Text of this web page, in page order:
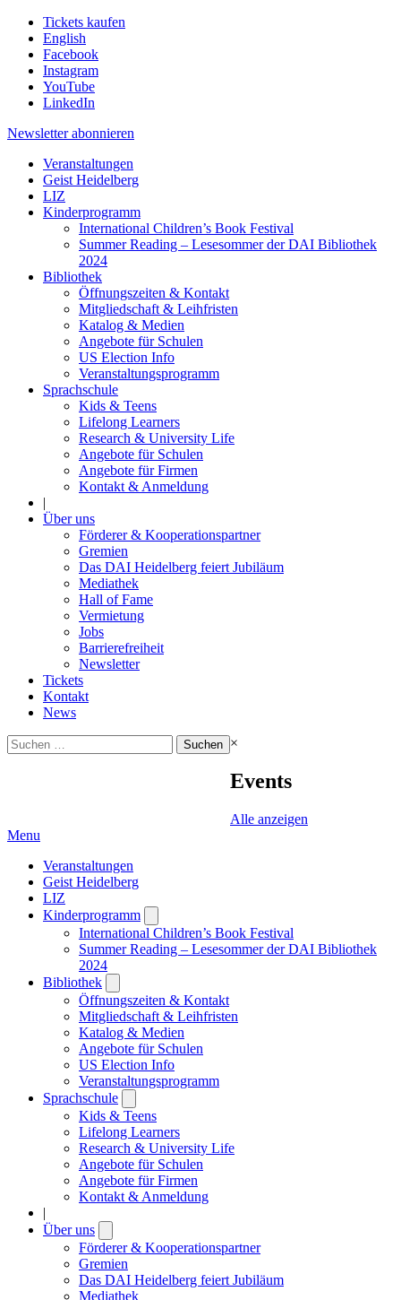
Tickets kaufen
English
Facebook
Instagram
YouTube
LinkedIn
Newsletter abonnieren
Veranstaltungen
Geist Heidelberg
LIZ
Kinderprogramm
International Children’s Book Festival
Summer Reading – Lesesommer der DAI Bibliothek
2024
Bibliothek
Öffnungszeiten & Kontakt
Mitgliedschaft & Leihfristen
Katalog & Medien
Angebote für Schulen
US Election Info
Veranstaltungsprogramm
Sprachschule
Kids & Teens
Lifelong Learners
Research & University Life
Angebote für Schulen
Angebote für Firmen
Kontakt & Anmeldung
|
Über uns
Förderer & Kooperationspartner
Gremien
Das DAI Heidelberg feiert Jubiläum
Mediathek
Hall of Fame
Vermietung
Jobs
Barrierefreiheit
Newsletter
Tickets
Kontakt
News
Suchen
nach:
×
Events
Alle anzeigen
Menu
Veranstaltungen
Geist Heidelberg
LIZ
Kinderprogramm
submenu
International Children’s Book Festival
Summer Reading – Lesesommer der DAI Bibliothek
2024
Bibliothek
submenu
Öffnungszeiten & Kontakt
Mitgliedschaft & Leihfristen
Katalog & Medien
Angebote für Schulen
US Election Info
Veranstaltungsprogramm
Sprachschule
submenu
Kids & Teens
Lifelong Learners
Research & University Life
Angebote für Schulen
Angebote für Firmen
Kontakt & Anmeldung
|
Über uns
submenu
Förderer & Kooperationspartner
Gremien
Das DAI Heidelberg feiert Jubiläum
Mediathek